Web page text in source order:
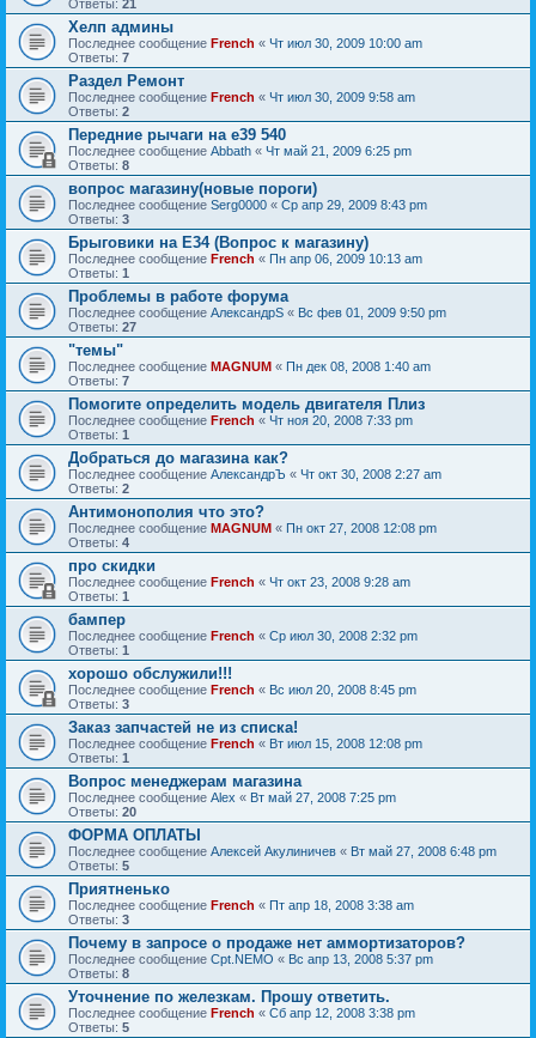
Ответы: 21
Хелп админы
Последнее сообщение French « Чт июл 30, 2009 10:00 am
Ответы: 7
Раздел Ремонт
Последнее сообщение French « Чт июл 30, 2009 9:58 am
Ответы: 2
Передние рычаги на e39 540
Последнее сообщение Abbath « Чт май 21, 2009 6:25 pm
Ответы: 8
вопрос магазину(новые пороги)
Последнее сообщение Serg0000 « Ср апр 29, 2009 8:43 pm
Ответы: 3
Брыговики на Е34 (Вопрос к магазину)
Последнее сообщение French « Пн апр 06, 2009 10:13 am
Ответы: 1
Проблемы в работе форума
Последнее сообщение АлександрS « Вс фев 01, 2009 9:50 pm
Ответы: 27
"темы"
Последнее сообщение MAGNUM « Пн дек 08, 2008 1:40 am
Ответы: 7
Помогите определить модель двигателя Плиз
Последнее сообщение French « Чт ноя 20, 2008 7:33 pm
Ответы: 1
Добраться до магазина как?
Последнее сообщение АлександрЪ « Чт окт 30, 2008 2:27 am
Ответы: 2
Антимонополия что это?
Последнее сообщение MAGNUM « Пн окт 27, 2008 12:08 pm
Ответы: 4
про скидки
Последнее сообщение French « Чт окт 23, 2008 9:28 am
Ответы: 1
бампер
Последнее сообщение French « Ср июл 30, 2008 2:32 pm
Ответы: 1
хорошо обслужили!!!
Последнее сообщение French « Вс июл 20, 2008 8:45 pm
Ответы: 3
Заказ запчастей не из списка!
Последнее сообщение French « Вт июл 15, 2008 12:08 pm
Ответы: 1
Вопрос менеджерам магазина
Последнее сообщение Alex « Вт май 27, 2008 7:25 pm
Ответы: 20
ФОРМА ОПЛАТЫ
Последнее сообщение Алексей Акулиничев « Вт май 27, 2008 6:48 pm
Ответы: 5
Приятненько
Последнее сообщение French « Пт апр 18, 2008 3:38 am
Ответы: 3
Почему в запросе о продаже нет аммортизаторов?
Последнее сообщение Cpt.NEMO « Вс апр 13, 2008 5:37 pm
Ответы: 8
Уточнение по железкам. Прошу ответить.
Последнее сообщение French « Сб апр 12, 2008 3:38 pm
Ответы: 5